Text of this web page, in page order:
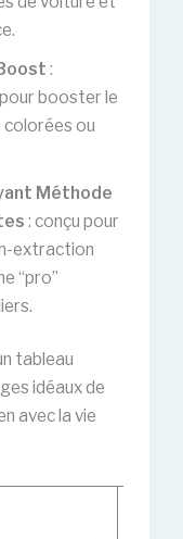
:
booster le
ou
Méthode
: conçu pour
extraction
“pro”
tableau
idéaux de
avec la vie